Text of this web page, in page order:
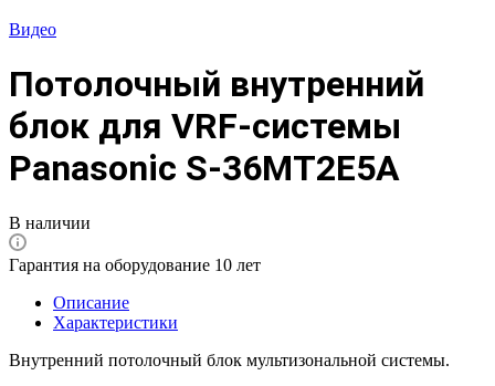
Видео
Потолочный внутренний
блок для VRF-системы
Panasonic S-36MT2E5A
В наличии
Гарантия на оборудование 10 лет
Описание
Характеристики
Внутренний потолочный блок мультизональной системы.